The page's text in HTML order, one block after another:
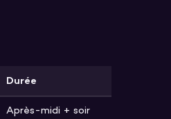
Durée
Après-midi + soir